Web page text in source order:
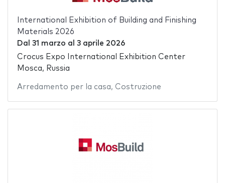
International Exhibition of Building and Finishing
Materials 2026
Dal 31 marzo al 3 aprile 2026
Crocus Expo International Exhibition Center
Mosca, Russia
Arredamento per la casa, Costruzione